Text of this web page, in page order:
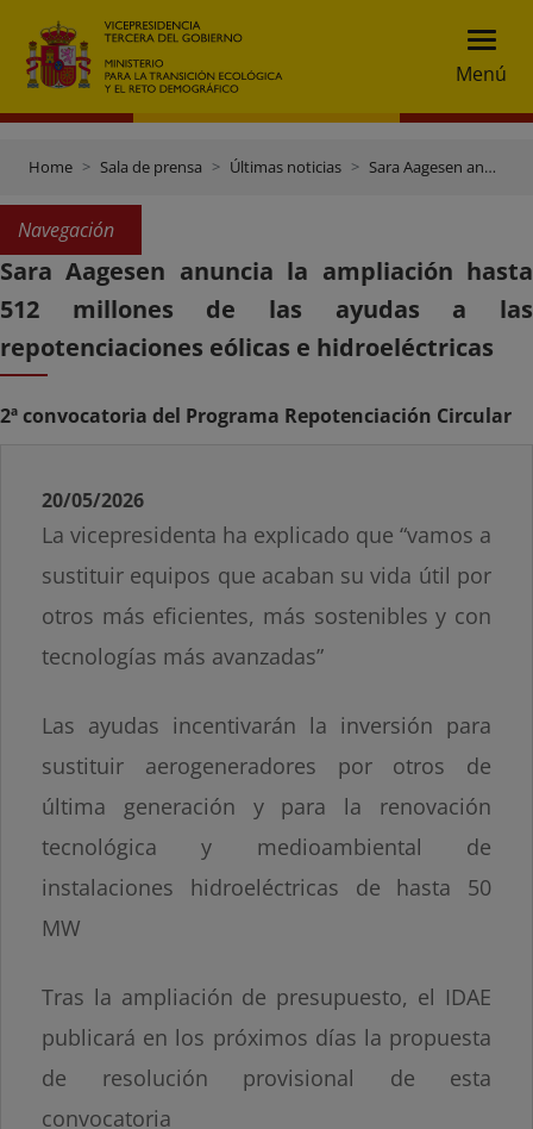
Menú
Home Sala de prensa Últimas noticias Sara Aagesen anuncia la ampliación hasta 512 millones de las ayudas a las repotenciaciones eólicas e hidroeléctricas
Navegación
Sara Aagesen anuncia la ampliación hasta
512 millones de las ayudas a las
repotenciaciones eólicas e hidroeléctricas
2ª convocatoria del Programa Repotenciación Circular
20/05/2026
La vicepresidenta ha explicado que “vamos a
sustituir equipos que acaban su vida útil por
otros más eficientes, más sostenibles y con
tecnologías más avanzadas”
Las ayudas incentivarán la inversión para
sustituir aerogeneradores por otros de
última generación y para la renovación
tecnológica y medioambiental de
instalaciones hidroeléctricas de hasta 50
MW
Tras la ampliación de presupuesto, el IDAE
publicará en los próximos días la propuesta
de resolución provisional de esta
convocatoria